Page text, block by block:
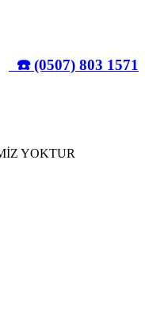
☎️ (0507) 803 1571
YOKTUR